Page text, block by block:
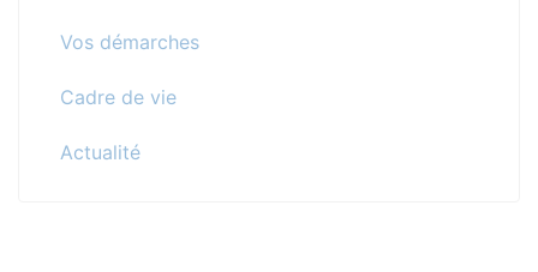
Vos démarches
Cadre de vie
Actualité